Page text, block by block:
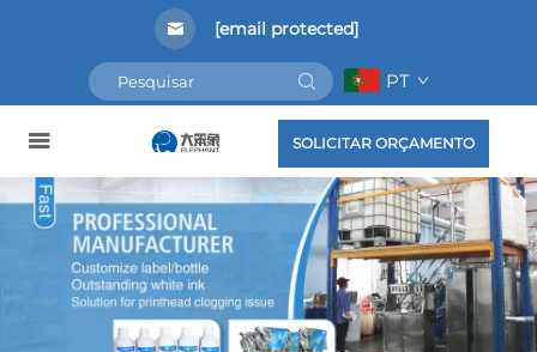
[email protected]
PT
SOLICITAR ORÇAMENTO